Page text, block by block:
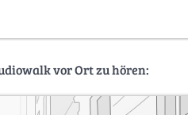
vor Ort zu hören: